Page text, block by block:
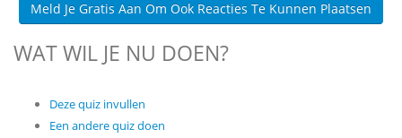
Meld Je Gratis Aan Om Ook Reacties Te Kunnen Plaatsen
WAT WIL JE NU DOEN?
Deze quiz invullen
Een andere quiz doen